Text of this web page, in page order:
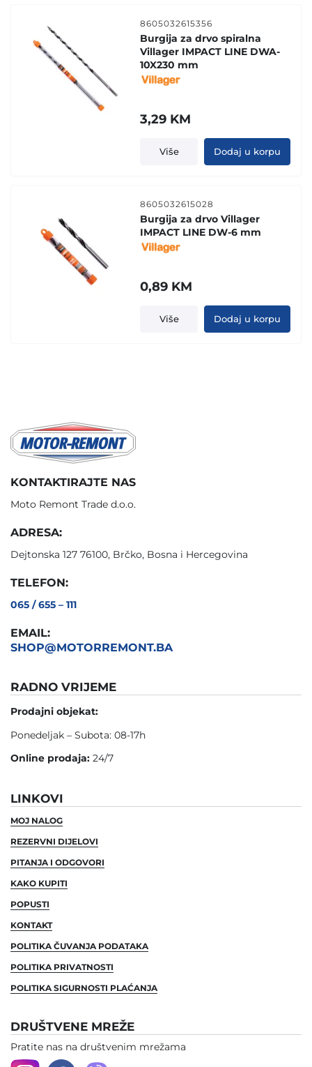
8605032615356
Burgija za drvo spiralna
Villager IMPACT LINE DWA-
10X230 mm
3,29 KM
Više Dodaj u korpu
8605032615028
Burgija za drvo Villager
IMPACT LINE DW-6 mm
0,89 KM
Više Dodaj u korpu
KONTAKTIRAJTE NAS
Moto Remont Trade d.o.o.
ADRESA:
Dejtonska 127 76100, Brčko, Bosna i Hercegovina
TELEFON:
065 / 655 – 111
EMAIL:
SHOP@MOTORREMONT.BA
RADNO VRIJEME
Prodajni objekat:
Ponedeljak – Subota: 08-17h
Online prodaja: 24/7
LINKOVI
MOJ NALOG
REZERVNI DIJELOVI
PITANJA I ODGOVORI
KAKO KUPITI
POPUSTI
KONTAKT
POLITIKA ČUVANJA PODATAKA
POLITIKA PRIVATNOSTI
POLITIKA SIGURNOSTI PLAĆANJA
DRUŠTVENE MREŽE
Pratite nas na društvenim mrežama